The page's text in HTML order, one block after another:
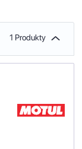
1 Produkty